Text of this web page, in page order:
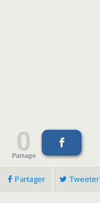
0
Partage
Partager Tweeter